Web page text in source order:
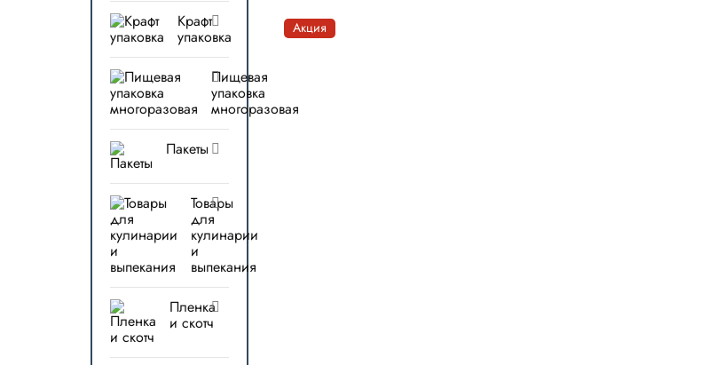
Крафт
упаковка
Пищевая
упаковка
многоразовая
Пакеты
Товары
для
кулинарии
и
выпекания
Пленка
и скотч
Акция